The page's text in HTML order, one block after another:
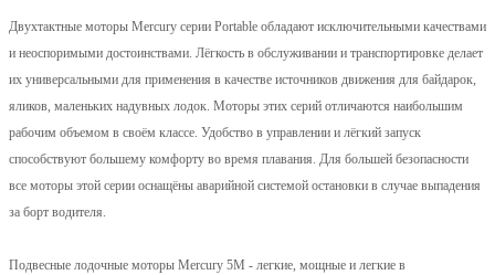
Двухтактные моторы Mercury серии Portable обладают исключительными качествами
и неоспоримыми достоинствами. Лёгкость в обслуживании и транспортировке делает
их универсальными для применения в качестве источников движения для байдарок,
яликов, маленьких надувных лодок. Моторы этих серий отличаются наибольшим
рабочим объемом в своём классе. Удобство в управлении и лёгкий запуск
способствуют большему комфорту во время плавания. Для большей безопасности
все моторы этой серии оснащёны аварийной системой остановки в случае выпадения
за борт водителя.
Подвесные лодочные моторы Mercury 5M - легкие, мощные и легкие в